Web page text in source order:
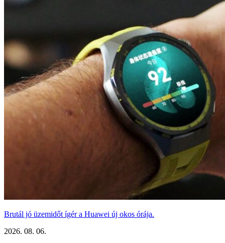
Brutál jó üzemidőt ígér a Huawei új okos órája.
2026. 08. 06.